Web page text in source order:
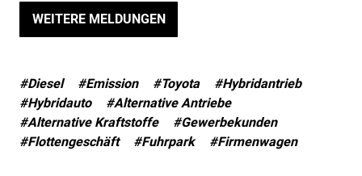
WEITERE MELDUNGEN
#Diesel #Emission #Toyota
#Hybridantrieb
#Hybridauto
#Alternative Antriebe
#Alternative Kraftstoffe
#Gewerbekunden
#Flottengeschäft
#Fuhrpark #Firmenwagen